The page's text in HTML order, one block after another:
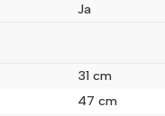
Ja
31 cm
47 cm